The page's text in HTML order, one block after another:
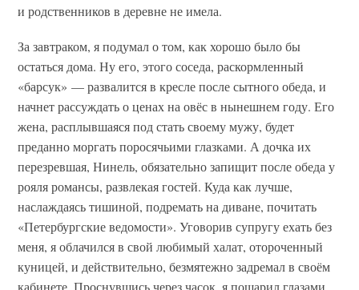
и родственников в деревне не имела.
За завтраком, я подумал о том, как хорошо было бы
остаться дома. Ну его, этого соседа, раскормленный
«барсук» — развалится в кресле после сытного обеда, и
начнет рассуждать о ценах на овёс в нынешнем году. Его
жена, расплывшаяся под стать своему мужу, будет
преданно моргать поросячьими глазками. А дочка их
перезревшая, Нинель, обязательно запищит после обеда у
рояля романсы, развлекая гостей. Куда как лучше,
наслаждаясь тишиной, подремать на диване, почитать
«Петербургские ведомости». Уговорив супругу ехать без
меня, я облачился в свой любимый халат, отороченный
куницей, и действительно, безмятежно задремал в своём
кабинете. Проснувшись через часок, я пошарил глазами